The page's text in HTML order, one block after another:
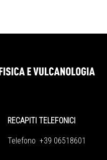
RECAPITI TELEFONICI
Telefono +39 06518601